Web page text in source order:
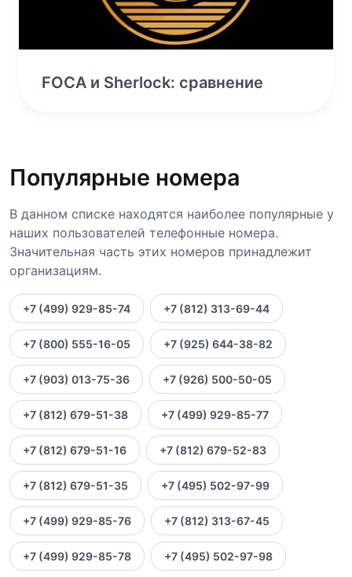
FOCA и Sherlock: сравнение
Популярные номера
В данном списке находятся наиболее популярные у
наших пользователей телефонные номера.
Значительная часть этих номеров принадлежит
организациям.
+7 (499) 929-85-74 +7 (812) 313-69-44
+7 (800) 555-16-05 +7 (925) 644-38-82
+7 (903) 013-75-36 +7 (926) 500-50-05
+7 (812) 679-51-38 +7 (499) 929-85-77
+7 (812) 679-51-16 +7 (812) 679-52-83
+7 (812) 679-51-35 +7 (495) 502-97-99
+7 (499) 929-85-76 +7 (812) 313-67-45
+7 (499) 929-85-78 +7 (495) 502-97-98